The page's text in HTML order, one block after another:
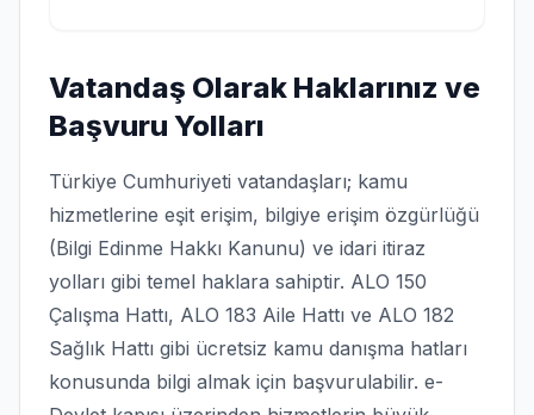
Vatandaş Olarak Haklarınız ve
Başvuru Yolları
Türkiye Cumhuriyeti vatandaşları; kamu
hizmetlerine eşit erişim, bilgiye erişim özgürlüğü
(Bilgi Edinme Hakkı Kanunu) ve idari itiraz
yolları gibi temel haklara sahiptir. ALO 150
Çalışma Hattı, ALO 183 Aile Hattı ve ALO 182
Sağlık Hattı gibi ücretsiz kamu danışma hatları
konusunda bilgi almak için başvurulabilir. e-